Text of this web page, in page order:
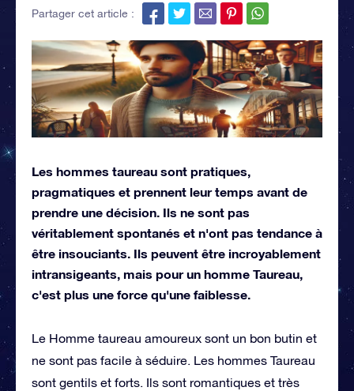
Partager cet article :
Les hommes taureau sont pratiques,
pragmatiques et prennent leur temps avant de
prendre une décision. Ils ne sont pas
véritablement spontanés et n'ont pas tendance à
être insouciants. Ils peuvent être incroyablement
intransigeants, mais pour un homme Taureau,
c'est plus une force qu'une faiblesse.
Le Homme taureau amoureux sont un bon butin et
ne sont pas facile à séduire. Les hommes Taureau
sont gentils et forts. Ils sont romantiques et très